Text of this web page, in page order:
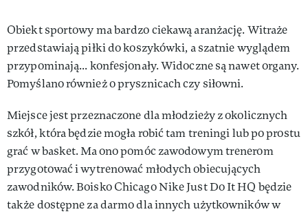
Obiekt sportowy ma bardzo ciekawą aranżację. Witraże
przedstawiają piłki do koszykówki, a szatnie wyglądem
przypominają... konfesjonały. Widoczne są nawet organy.
Pomyślano również o prysznicach czy siłowni.
Miejsce jest przeznaczone dla młodzieży z okolicznych
szkół, która będzie mogła robić tam treningi lub po prostu
grać w basket. Ma ono pomóc zawodowym trenerom
przygotować i wytrenować młodych obiecujących
zawodników. Boisko Chicago Nike Just Do It HQ będzie
także dostępne za darmo dla innych użytkowników w